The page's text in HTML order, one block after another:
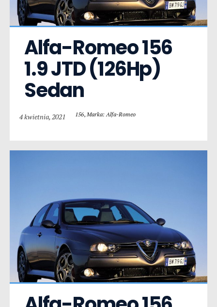
Alfa-Romeo 156
1.9 JTD (126Hp)
Sedan
4 kwietnia, 2021 156, Marka: Alfa-Romeo